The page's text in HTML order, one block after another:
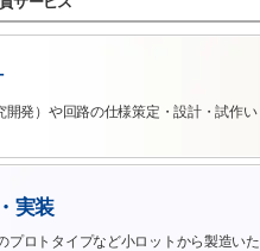
開発）や回路の仕様策定・設計・試作い
実装
プロトタイプなど小ロットから製造いた